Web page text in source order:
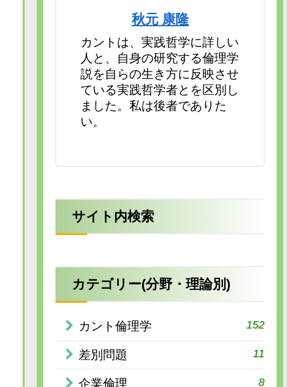
秋元 康隆
カントは、実践哲学に詳しい
人と、自身の研究する倫理学
説を自らの生き方に反映させ
ている実践哲学者とを区別し
ました。私は後者でありた
い。
サイト内検索
カテゴリー(分野・理論別)
カント倫理学 152
差別問題 11
企業倫理 8